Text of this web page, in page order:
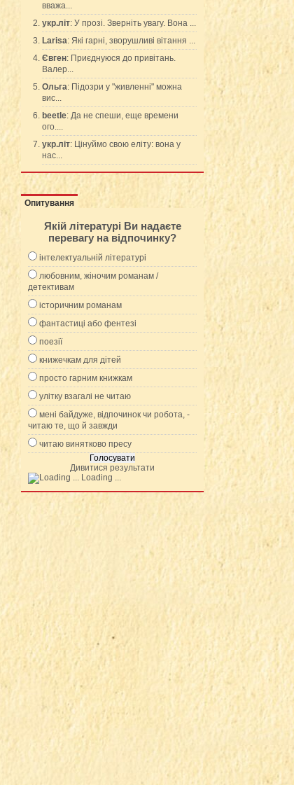
вважа...
укр.літ: У прозі. Зверніть увагу. Вона ...
Larisa: Які гарні, зворушливі вітання ...
Євген: Приєднуюся до привітань.
Валер...
Ольга: Підозри у "живленні" можна
вис...
beetle: Да не спеши, еще времени
ого....
укр.літ: Цінуймо свою еліту: вона у
нас...
Опитування
Якій літературі Ви надаєте
перевагу на відпочинку?
інтелектуальній літературі
любовним, жіночим романам /
детективам
історичним романам
фантастиці або фентезі
поезії
книжечкам для дітей
просто гарним книжкам
улітку взагалі не читаю
мені байдуже, відпочинок чи робота, -
читаю те, що й завжди
читаю винятково пресу
Дивитися результати
Loading ...